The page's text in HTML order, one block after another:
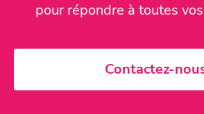
pour répondre à toutes
Contactez-